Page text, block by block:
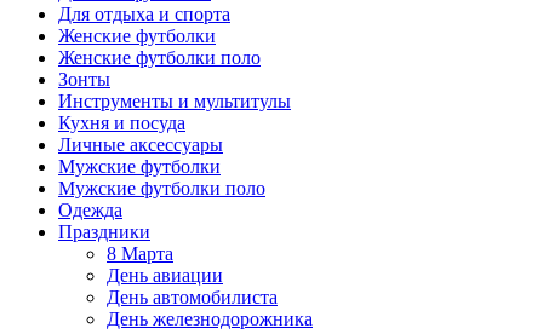
Для отдыха и спорта
Женские футболки
Женские футболки поло
Зонты
Инструменты и мультитулы
Кухня и посуда
Личные аксессуары
Мужские футболки
Мужские футболки поло
Одежда
Праздники
8 Марта
День авиации
День автомобилиста
День железнодорожника